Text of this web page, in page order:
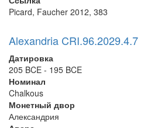
Picard, Faucher 2012, 383
Alexandria CRI.96.2029.4.7
Датировка
205 BCE - 195 BCE
Номинал
Chalkous
Монетный двор
Александрия